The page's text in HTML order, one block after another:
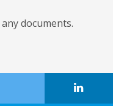
documents.